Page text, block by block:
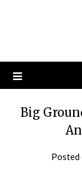
Big
Posted